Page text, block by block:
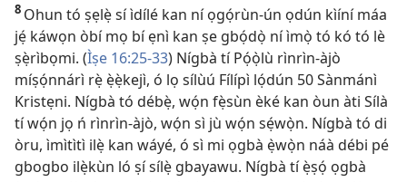
8 Ohun tó ṣẹlẹ̀ sí ìdílé kan ní ọgọ́rùn-ún ọdún kìíní máa
jẹ́ káwọn òbí mọ bí ẹnì kan ṣe gbọ́dọ̀ ní ìmọ̀ tó kó tó lè
ṣẹ̀rìbọmi. (Ìṣe 16:​25-33) Nígbà tí Pọ́ọ̀lù rìnrìn-àjò
míṣọ́nnárì rẹ̀ ẹ̀ẹ̀kejì, ó lọ sílùú Fílípì lọ́dún 50 Sànmánì
Kristẹni. Nígbà tó débẹ̀, wọ́n fẹ̀sùn èké kan òun àti Sílà
tí wọ́n jọ ń rìnrìn-àjò, wọ́n sì jù wọ́n sẹ́wọ̀n. Nígbà tó di
òru, ìmìtìtì ilẹ̀ kan wáyé, ó sì mi ọgbà ẹ̀wọ̀n náà débi pé
gbogbo ilẹ̀kùn ló ṣí sílẹ̀ gbayawu. Nígbà tí ẹ̀ṣọ́ ọgbà